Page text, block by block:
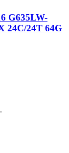
G635LW-
24C/24T 64G